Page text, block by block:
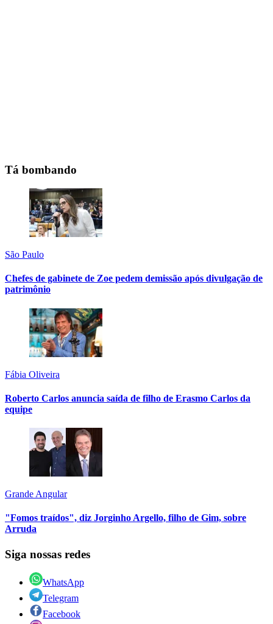
Tá bombando
São Paulo
Chefes de gabinete de Zoe pedem demissão após divulgação de
patrimônio
Fábia Oliveira
Roberto Carlos anuncia saída de filho de Erasmo Carlos da
equipe
Grande Angular
"Fomos traídos", diz Jorginho Argello, filho de Gim, sobre
Arruda
Siga nossas redes
WhatsApp
Telegram
Facebook